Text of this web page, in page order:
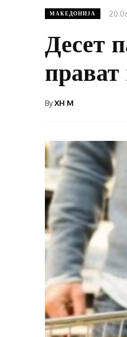
МАКЕДОНИЈА
Десет
прават
ByXH M